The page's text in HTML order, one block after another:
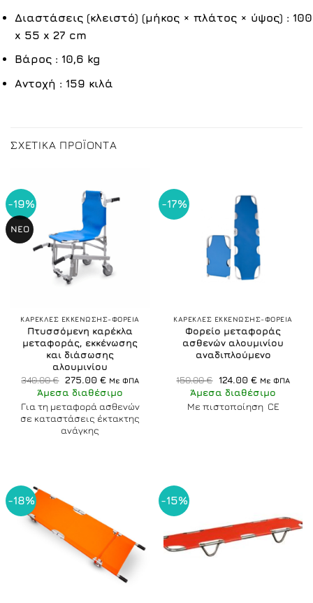
Διαστάσεις (κλειστό) (μήκος × πλάτος × ύψος) : 100
x 55 x 27 cm
Βάρος : 10,6 kg
Αντοχή : 159 κιλά
ΣΧΕΤΙΚΆ ΠΡΟΪΌΝΤΑ
-19%
NEO
ΚΑΡΕΚΛΕΣ ΕΚΚΕΝΩΣΗΣ-ΦΟΡΕΙΑ
Πτυσσόμενη καρέκλα
μεταφοράς, εκκένωσης
και διάσωσης
αλουμινίου
340.00€ Original
price
was:
340.00 €.
275.00 €Η
τρέχουσα
τιμή
είναι:
275.00 €.
Με ΦΠΑ
Άμεσα διαθέσιμο
Για τη μεταφορά ασθενών
σε καταστάσεις έκτακτης
ανάγκης
-17%
ΚΑΡΕΚΛΕΣ ΕΚΚΕΝΩΣΗΣ-ΦΟΡΕΙΑ
Φορείο μεταφοράς
ασθενών αλουμινίου
αναδιπλούμενο
150.00€ Original
price
was:
150.00 €.
124.00 €Η
τρέχουσα
τιμή
είναι:
124.00 €.
Με ΦΠΑ
Άμεσα διαθέσιμο
Με πιστοποίηση CE
-18% -15%